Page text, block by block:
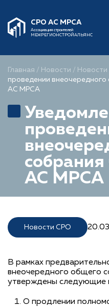
СРО АС МРСА
Ассоциация строителей
МЕЖРЕГИОНСТРОЙАЛЬЯНС
Главная / Новости /
проведении
АС МРСА
АС МРСА
Новости СРО
В рамках
внеочередного общего
утверждены следующие
О продлении